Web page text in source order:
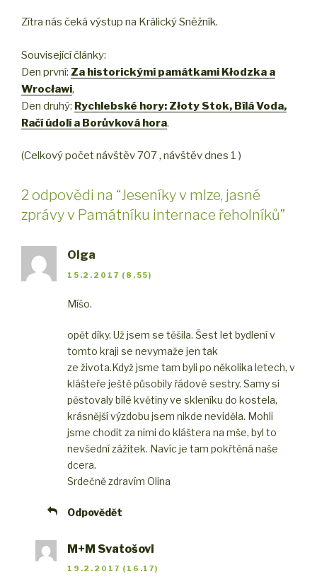
Zítra nás čeká výstup na Králický Sněžník.
Související články:
Den první: Za historickými památkami Kłodzka a
Wrocławi,
Den druhý: Rychlebské hory: Złoty Stok, Bílá Voda,
Račí údolí a Borůvková hora.
(Celkový počet návštěv 707 , návštěv dnes 1 )
2 odpovědi na “Jeseníky v mlze, jasné
zprávy v Památníku internace řeholníků”
Olga
15.2.2017 (8.55)
Míšo.
opět díky. Už jsem se těšila. Šest let bydlení v
tomto kraji se nevymaže jen tak
ze života.Když jsme tam byli po několika letech, v
klášteře ještě působily řádové sestry. Samy si
pěstovaly bílé květiny ve skleníku do kostela,
krásnější výzdobu jsem nikde neviděla. Mohli
jsme chodit za nimi do kláštera na mše, byl to
nevšední zážitek. Navíc je tam pokřtěná naše
dcera.
Srdečně zdravím Olina
Odpovědět
M+M Svatošovi
19.2.2017 (16.17)